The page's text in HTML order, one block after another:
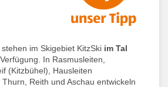
im Skigebiet KitzSki im Tal
In Rasmusleiten,
(Kitzbühel), Hausleiten
Reith und Aschau entwickeln